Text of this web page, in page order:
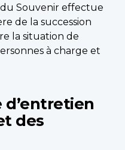
du Souvenir effectue
de la succession
la situation de
à charge et
d’entretien
des